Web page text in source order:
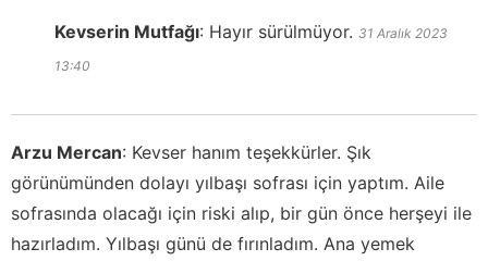
Kevserin Mutfağı: Hayır sürülmüyor. 31 Aralık 2023
13:40
Arzu Mercan: Kevser hanım teşekkürler. Şık
görünümünden dolayı yılbaşı sofrası için yaptım. Aile
sofrasında olacağı için riski alıp, bir gün önce herşeyi ile
hazırladım. Yılbaşı günü de fırınladım. Ana yemek